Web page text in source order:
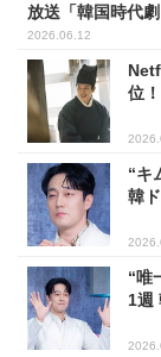
放送「韓国時代
2026.06.12
位
“キ
韓
“唯
1週